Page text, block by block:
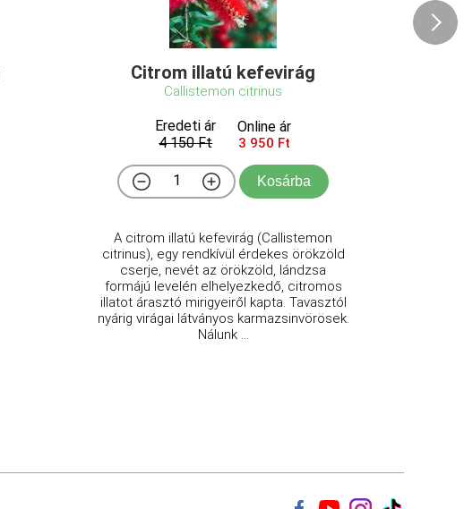
Citrom illatú kefevirág
Callistemon citrinus
Eredeti ár
4 150 Ft
Online ár
3 950 Ft
Kosárba
A citrom illatú kefevirág (Callistemon
citrinus), egy rendkívül érdekes örökzöld
cserje, nevét az örökzöld, lándzsa
formájú levelén elhelyezkedő, citromos
illatot árasztó mirigyeiről kapta. Tavasztól
nyárig virágai látványos karmazsinvörösek.
Nálunk ...